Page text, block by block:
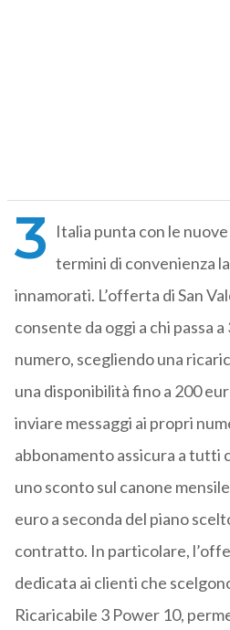
3 Italia punta con le
termini di convenienza
innamorati. L’offerta di San
consente da oggi a chi passa
numero, scegliendo una
una disponibilità fino a 200
inviare messaggi ai propri
abbonamento assicura a tutti
uno sconto sul canone
euro a seconda del piano
contratto. In particolare,
dedicata ai clienti che
Ricaricabile 3 Power 10,